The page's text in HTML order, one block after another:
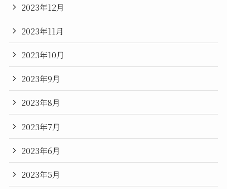
2023年12月
2023年11月
2023年10月
2023年9月
2023年8月
2023年7月
2023年6月
2023年5月